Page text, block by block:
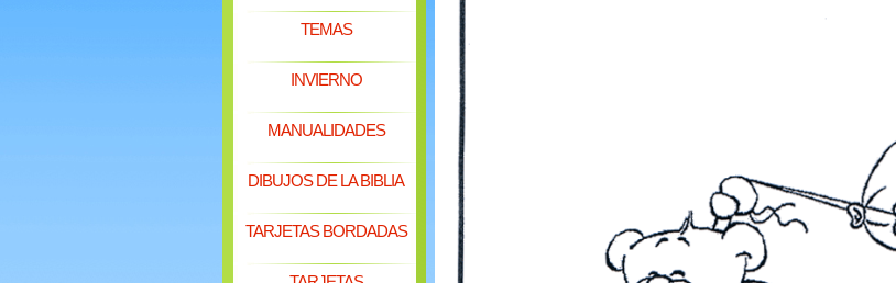
TEMAS
INVIERNO
MANUALIDADES
DIBUJOS DE LA BIBLIA
TARJETAS BORDADAS